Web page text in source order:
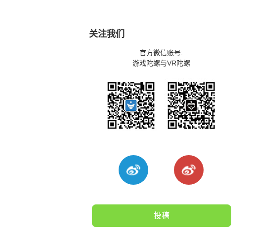
关注我们
官方微信账号:
游戏陀螺与VR陀螺
投稿